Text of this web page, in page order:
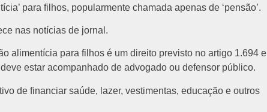
para filhos, popularmente chamada apenas de ‘pensão’.
nas notícias de jornal.
alimentícia para filhos é um direito previsto no artigo 1.694 e
estar acompanhado de advogado ou defensor público.
de financiar saúde, lazer, vestimentas, educação e outros